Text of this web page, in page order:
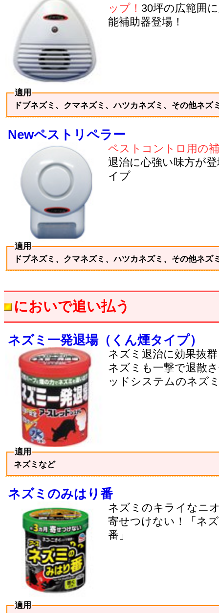
ップ！ 30坪の広範囲
能補助器登場！
適用
ドブネズミ、クマネズミ、ハツカネズミ、その他ネズ
Newペストリペラー
ペストコントロ用の
退治に心強い味方が
イプ
適用
ドブネズミ、クマネズミ、ハツカネズミ、その他ネズ
においで追い払う
ネズミ一発退場（くん煙タイプ）
ネズミ退治に効果抜
ネズミも一撃で退散
ッドシステムのネズ
適用
ネズミなど
ネズミのみはり番
ネズミのキライなニ
寄せつけない！「ネ
番」
適用